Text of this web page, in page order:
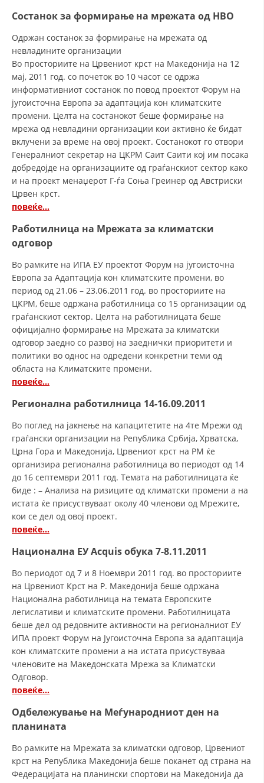
ЗНАЧЕЊЕ НА СЛУЖБАТА ЗА БАРАЊЕ
ФОРМУЛАРИ ЗА БАРАЊА
ЗДРАВСТВЕНО ПРЕВЕНТИВНА ДЕЈНОСТ
ПРВА ПОМОШ
КРВОДАРИТЕЛСТВО
МЕНАЏМЕНТ НА ВОЛОНТЕРИ
ЗА НАС
ПРИРАЧНИЦИ
СТРАТЕГИИ
ПРЕЗЕНТАЦИИ
Состанок за формирање на мрежата од НВО
Одржан состанок за формирање на мрежата од
невладините организации
Во просториите на Црвениот крст на Македонија на 12
мај, 2011 год. со почеток во 10 часот се одржа
информативниот состанок по повод проектот Форум на
југоисточна Европа за адаптација кон климатските
промени. Целта на состанокот беше формирање на
мрежа од невладини организации кои активно ќе бидат
вклучени за време на овој проект. Состанокот го отвори
Генералниот секретар на ЦКРМ Саит Саити кој им посака
добредојде на организациите од граѓанскиот сектор како
и на проект менаџерот Г-ѓа Соња Греинер од Австриски
Црвен крст.
повеќе…
Работилница на Мрежата за климатски
одговор
Во рамките на ИПА ЕУ проектот Форум на југоисточна
Европа за Адаптација кон климатските промени, во
период од 21.06 – 23.06.2011 год. во просториите на
ЦКРМ, беше одржана работилница со 15 организации од
граѓанскиот сектор. Целта на работилницата беше
официјално формирање на Мрежата за климатски
одговор заедно со развој на заеднички приоритети и
политики во однос на одредени конкретни теми од
областа на Климатските промени.
повеќе…
Регионална работилница 14-16.09.2011
Во поглед на јакнење на капацитетите на 4те Мрежи од
граѓански организации на Република Србија, Хрватска,
Црна Гора и Македонија, Црвениот крст на РМ ќе
организира регионална работилница во периодот од 14
до 16 септември 2011 год. Темата на работилницата ќе
биде : – Анализа на ризиците од климатски промени а на
истата ќе присуствуваат околу 40 членови од Мрежите,
кои се дел од овој проект.
повеќе…
Национална ЕУ Acquis обука 7-8.11.2011
Во периодот од 7 и 8 Ноември 2011 год. во просториите
на Црвениот Крст на Р. Македонија беше одржана
Национална работилница на темата Европските
легислативи и климатските промени. Работилницата
беше дел од редовните активности на регионалниот ЕУ
ИПА проект Форум на Југоисточна Европа за адаптација
кон климатските промени а на истата присуствуваа
членовите на Македонската Мрежа за Климатски
Одговор.
повеќе…
Одбележување на Меѓународниот ден на
планината
Во рамките на Мрежата за климатски одговор, Црвениот
крст на Република Македонија беше поканет од страна на
Федерацијата на планински спортови на Македонија да